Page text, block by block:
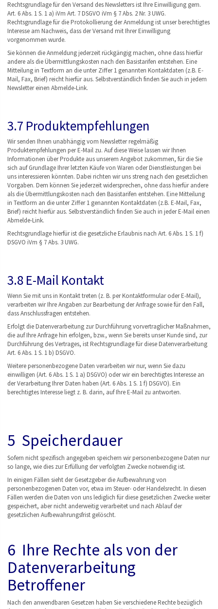
Rechtsgrundlage für den Versand des Newsletters ist Ihre Einwilligung gem.
Art. 6 Abs. 1 S. 1 a) iVm Art. 7 DSGVO iVm § 7 Abs. 2 Nr. 3 UWG.
Rechtsgrundlage für die Protokollierung der Anmeldung ist unser berechtigtes
Interesse am Nachweis, dass der Versand mit Ihrer Einwilligung
vorgenommen wurde.
Sie können die Anmeldung jederzeit rückgängig machen, ohne dass hierfür
andere als die Übermittlungskosten nach den Basistarifen entstehen. Eine
Mitteilung in Textform an die unter Ziffer 1 genannten Kontaktdaten (z.B. E-
Mail, Fax, Brief) reicht hierfür aus. Selbstverständlich finden Sie auch in jedem
Newsletter einen Abmelde-Link.
3.7 Produktempfehlungen
Wir senden Ihnen unabhängig vom Newsletter regelmäßig
Produktempfehlungen per E-Mail zu. Auf diese Weise lassen wir Ihnen
Informationen über Produkte aus unserem Angebot zukommen, für die Sie
sich auf Grundlage Ihrer letzten Käufe von Waren oder Dienstleistungen bei
uns interessieren könnten. Dabei richten wir uns streng nach den gesetzlichen
Vorgaben. Dem können Sie jederzeit widersprechen, ohne dass hierfür andere
als die Übermittlungskosten nach den Basistarifen entstehen. Eine Mitteilung
in Textform an die unter Ziffer 1 genannten Kontaktdaten (z.B. E-Mail, Fax,
Brief) reicht hierfür aus. Selbstverständlich finden Sie auch in jeder E-Mail einen
Abmelde-Link.
Rechtsgrundlage hierfür ist die gesetzliche Erlaubnis nach Art. 6 Abs. 1 S. 1 f)
DSGVO iVm § 7 Abs. 3 UWG.
3.8 E-Mail Kontakt
Wenn Sie mit uns in Kontakt treten (z. B. per Kontaktformular oder E-Mail),
verarbeiten wir Ihre Angaben zur Bearbeitung der Anfrage sowie für den Fall,
dass Anschlussfragen entstehen.
Erfolgt die Datenverarbeitung zur Durchführung vorvertraglicher Maßnahmen,
die auf Ihre Anfrage hin erfolgen, bzw., wenn Sie bereits unser Kunde sind, zur
Durchführung des Vertrages, ist Rechtsgrundlage für diese Datenverarbeitung
Art. 6 Abs. 1 S. 1 b) DSGVO.
Weitere personenbezogene Daten verarbeiten wir nur, wenn Sie dazu
einwilligen (Art. 6 Abs. 1 S. 1 a) DSGVO) oder wir ein berechtigtes Interesse an
der Verarbeitung Ihrer Daten haben (Art. 6 Abs. 1 S. 1 f) DSGVO). Ein
berechtigtes Interesse liegt z. B. darin, auf Ihre E-Mail zu antworten.
5 Speicherdauer
Sofern nicht spezifisch angegeben speichern wir personenbezogene Daten nur
so lange, wie dies zur Erfüllung der verfolgten Zwecke notwendig ist.
In einigen Fällen sieht der Gesetzgeber die Aufbewahrung von
personenbezogenen Daten vor, etwa im Steuer- oder Handelsrecht. In diesen
Fällen werden die Daten von uns lediglich für diese gesetzlichen Zwecke weiter
gespeichert, aber nicht anderweitig verarbeitet und nach Ablauf der
gesetzlichen Aufbewahrungsfrist gelöscht.
6 Ihre Rechte als von der
Datenverarbeitung
Betroffener
Nach den anwendbaren Gesetzen haben Sie verschiedene Rechte bezüglich